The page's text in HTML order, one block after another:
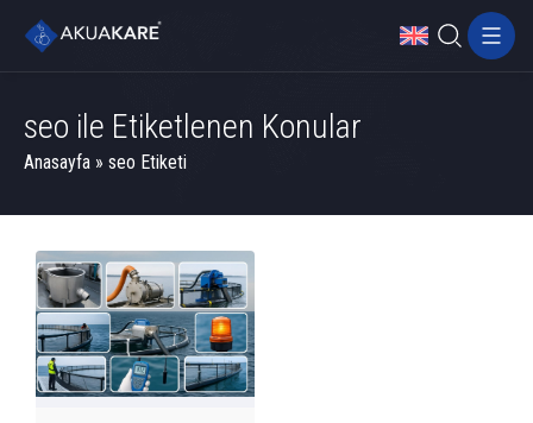
seo ile Etiketlenen Konular
Anasayfa » seo Etiketi